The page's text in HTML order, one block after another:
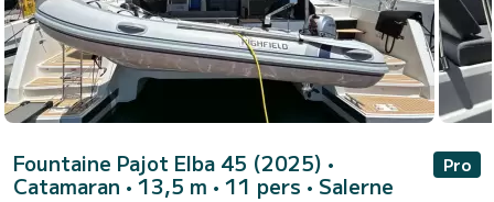
Fountaine Pajot Elba 45 (2025) •
Catamaran • 13,5 m • 11 pers • Salerne
Pro